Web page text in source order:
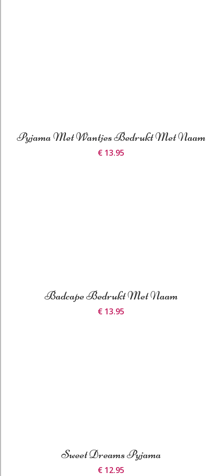
Pyjama Met Wantjes Bedrukt Met Naam
€ 13.95
Badcape Bedrukt Met Naam
€ 13.95
Sweet Dreams Pyjama
€ 12.95